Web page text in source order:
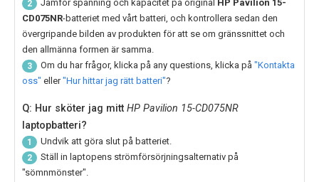
2 Jämför spänning och kapacitet på original HP Pavilion 15-
CD075NR-batteriet med vårt batteri, och kontrollera sedan den
övergripande bilden av produkten för att se om gränssnittet och
den allmänna formen är samma.
3 Om du har frågor, klicka på any questions, klicka på "Kontakta
oss" eller"Hur hittar jag rätt batteri"?
Q: Hur sköter jag mitt HP Pavilion 15-CD075NR
laptopbatteri?
1 Undvik att göra slut på batteriet.
2
Ställ in laptopens strömförsörjningsalternativ på
"sömnmönster".